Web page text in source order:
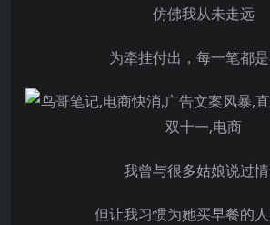
仿佛我从未走远
为牵挂付出，每一笔都
我曾与很多姑娘说过
但让我习惯为她买早餐的